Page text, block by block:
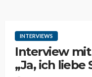
INTERVIEWS
Interview mit
„Ja, ich liebe